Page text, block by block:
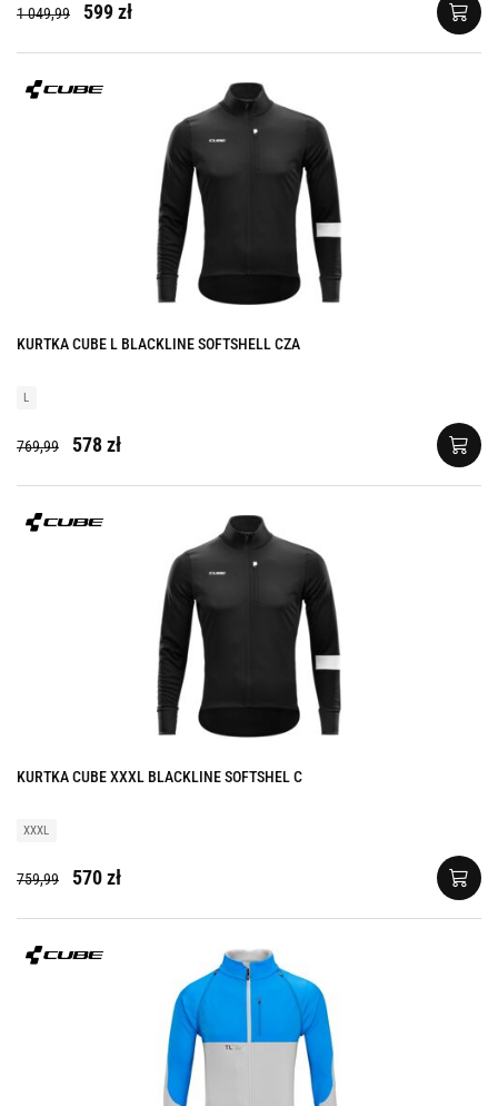
1 049,99 599 zł
KURTKA CUBE L BLACKLINE SOFTSHELL CZA
L
769,99 578 zł
KURTKA CUBE XXXL BLACKLINE SOFTSHEL C
XXXL
759,99 570 zł